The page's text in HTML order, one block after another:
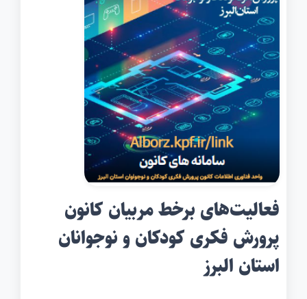
فعالیت‌های برخط مربیان کانون
پرورش فکری کودکان و نوجوانان
استان البرز